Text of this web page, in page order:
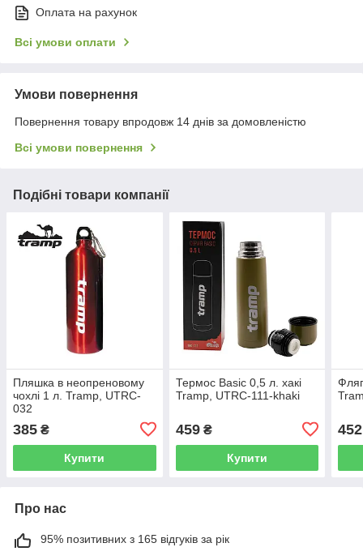
Оплата на рахунок
Всі умови оплати
Умови повернення
Повернення товару впродовж 14 днів за домовленістю
Всі умови повернення
Подібні товари компанії
Пляшка в неопреновому
чохлі 1 л. Tramp, UTRC-
032
385 ₴
Купити
Термос Basic 0,5 л. хакі
Tramp, UTRC-111-khaki
459₴
Купити
452
Про нас
95% позитивних з 165 відгуків за рік